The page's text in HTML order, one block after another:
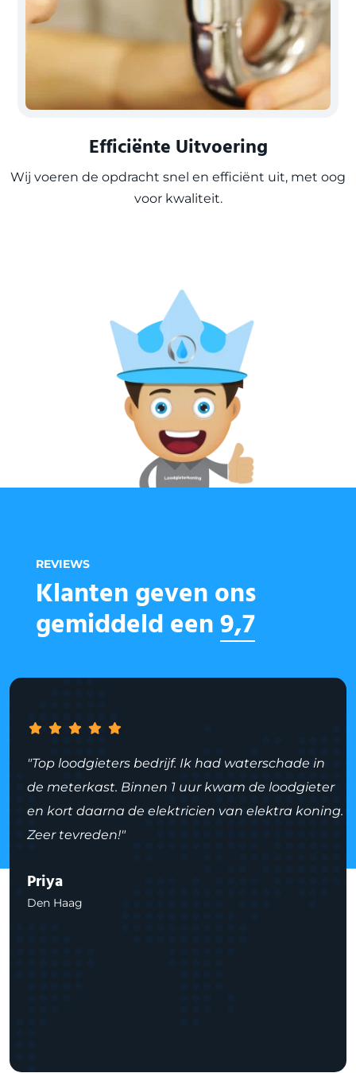
Efficiënte Uitvoering
Wij voeren de opdracht snel en efficiënt uit, met oog
voor kwaliteit.
REVIEWS
Klanten geven ons
gemiddeld een 9,7
"Top loodgieters bedrijf. Ik had waterschade in
de meterkast. Binnen 1 uur kwam de loodgieter
en kort daarna de elektricien van elektra koning.
Zeer tevreden!"
Priya
Den Haag